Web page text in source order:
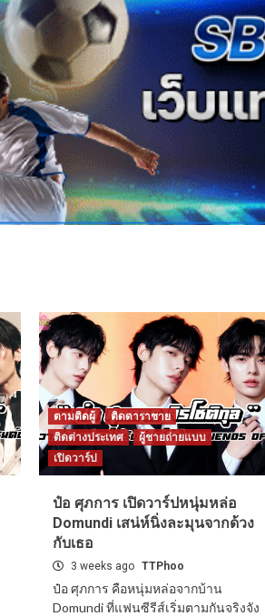
ตามติดผู้
ติดดาราชาย
ติดต่างประเทศ
ผู้ชายถ่ายแบบ
เปิดวาร์ป
ป๋อ ศุภการ เปิดวาร์ปหนุ่มหล่อ
Domundi เสน่ห์นิ่งละมุนจากด้วง
กับเธอ
3 weeks ago TTPhoo
ป๋อ ศุภการ คือหนุ่มหล่อจากบ้าน
Domundi ที่แฟนซีรีส์เริ่มตามกันจริงจัง